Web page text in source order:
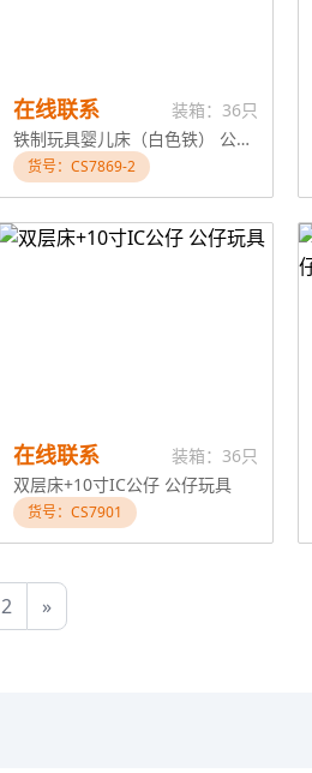
在线联系
装箱：36只
铁制玩具婴儿床（白色铁） 公仔玩具
货号：CS7869-2
在线联系
装箱：36只
双层床+10寸IC公仔 公仔玩具
货号：CS7901
2 »